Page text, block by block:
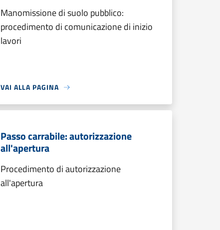
Manomissione di suolo pubblico:
procedimento di comunicazione di inizio
lavori
VAI ALLA PAGINA
Passo carrabile: autorizzazione
all'apertura
Procedimento di autorizzazione
all'apertura